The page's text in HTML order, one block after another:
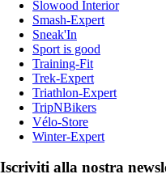
Slowood Interior
Smash-Expert
Sneak'In
Sport is good
Training-Fit
Trek-Expert
Triathlon-Expert
TripNBikers
Vélo-Store
Winter-Expert
Iscriviti alla nostra